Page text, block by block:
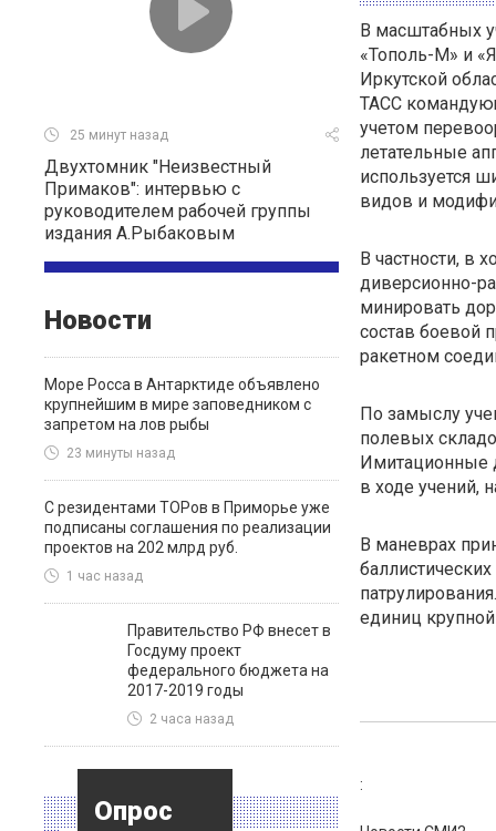
25 минут назад
Двухтомник "Неизвестный
Примаков": интервью с
руководителем рабочей группы
издания А.Рыбаковым
Новости
Море Росса в Антарктиде объявлено
крупнейшим в мире заповедником с
запретом на лов рыбы
23 минуты назад
С резидентами ТОРов в Приморье уже
подписаны соглашения по реализации
проектов на 202 млрд руб.
1 час назад
Правительство РФ внесет в
Госдуму проект
федерального бюджета на
2017-2019 годы
2 часа назад
Опрос
В масштабных
«Тополь-М» и
Иркутской
ТАСС
учетом
летательные
используется
видов и
В частности, в
диверсионно-
минировать
состав боевой
ракетном
По замыслу
полевых
Имитационные
в ходе учений,
В маневрах
единиц крупной
: